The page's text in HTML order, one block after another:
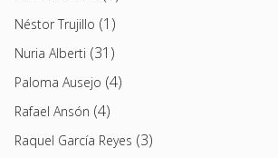
Néstor Trujillo (1)
Nuria Alberti (31)
Paloma Ausejo (4)
Rafael Ansón (4)
Raquel García Reyes (3)